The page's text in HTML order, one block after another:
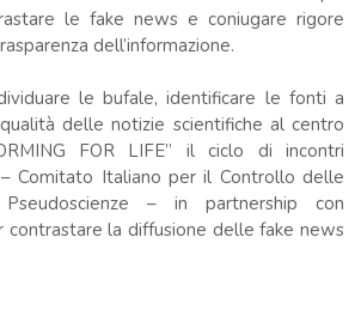
le fake news e coniugare rigore
dell’informazione.
le bufale, identificare le fonti a
delle notizie scientifiche al centro
FOR LIFE” il ciclo di incontri
Comitato Italiano per il Controllo delle
– in partnership con
contrastare la diffusione delle fake news